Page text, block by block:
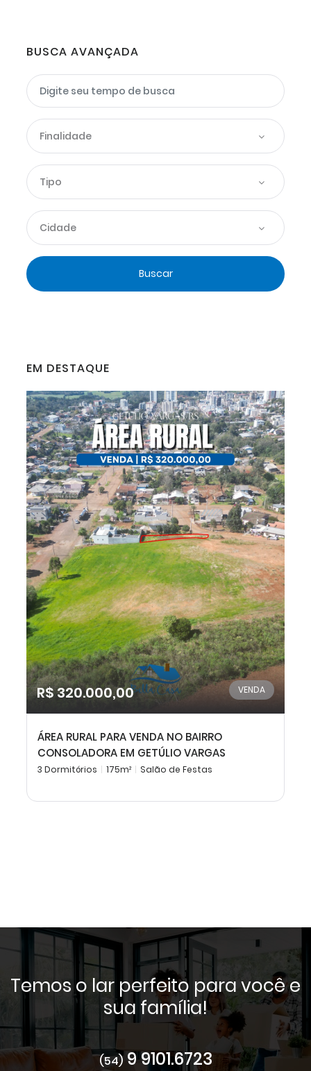
BUSCA AVANÇADA
Finalidade
Tipo
Cidade
Buscar
EM DESTAQUE
R$ 320.000,00 VENDA
ÁREA RURAL PARA VENDA NO BAIRRO
CONSOLADORA EM GETÚLIO VARGAS
3 Dormitórios 175m² Salão de Festas
Temos o lar perfeito para você e
sua família!
(54)9 9101.6723